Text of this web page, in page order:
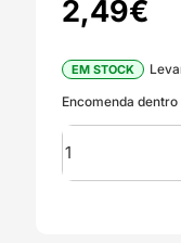
2,49€
EM STOCK
Encomenda
Quantidade
de
PLA